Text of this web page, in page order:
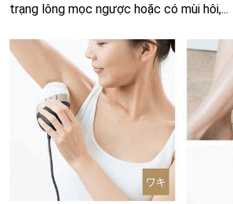
trạng lông mọc ngược hoặc có mùi hôi,...